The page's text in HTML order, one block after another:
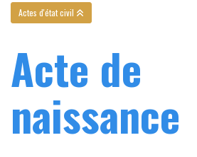
Actes d'état civil
Acte de
naissance